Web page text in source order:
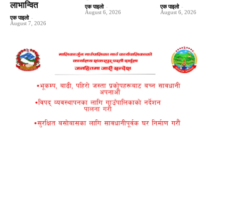
लाभान्वित
एक पाइलो -
August 7, 2026
एक पाइलो -
August 6, 2026
एक पाइलो -
August 6, 2026